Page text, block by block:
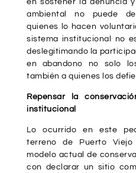
en sostener la denuncia
ambiental no puede
quienes lo hacen
sistema institucional no
deslegitimando la
en abandono no solo
también a quienes los
Repensar la
institucional
Lo ocurrido en este
terreno de Puerto
modelo actual de
con declarar un sitio